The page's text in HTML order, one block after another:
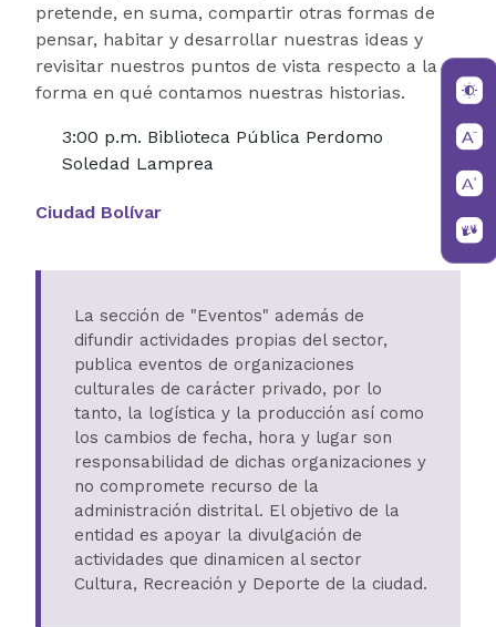
pretende, en suma, compartir otras formas de
pensar, habitar y desarrollar nuestras ideas y
revisitar nuestros puntos de vista respecto a la
forma en qué contamos nuestras historias.
3:00 p.m. Biblioteca Pública Perdomo
Soledad Lamprea
Ciudad Bolívar
La sección de "Eventos" además de
difundir actividades propias del sector,
publica eventos de organizaciones
culturales de carácter privado, por lo
tanto, la logística y la producción así como
los cambios de fecha, hora y lugar son
responsabilidad de dichas organizaciones y
no compromete recurso de la
administración distrital. El objetivo de la
entidad es apoyar la divulgación de
actividades que dinamicen al sector
Cultura, Recreación y Deporte de la ciudad.